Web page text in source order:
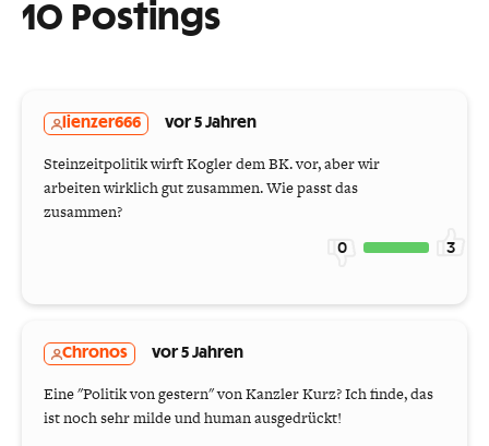
10 Postings
lienzer666 vor 5 Jahren
Steinzeitpolitik wirft Kogler dem BK. vor, aber wir
arbeiten wirklich gut zusammen. Wie passt das
zusammen?
0 3
Chronos vor 5 Jahren
Eine "Politik von gestern" von Kanzler Kurz? Ich finde, das
ist noch sehr milde und human ausgedrückt!